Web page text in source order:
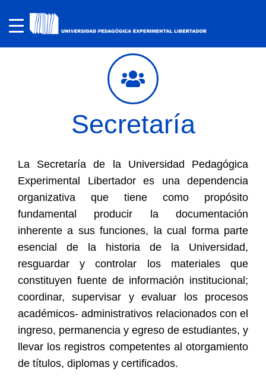
Secretaría
La Secretaría de la Universidad Pedagógica
Experimental Libertador es una dependencia
organizativa que tiene como propósito
fundamental producir la documentación
inherente a sus funciones, la cual forma parte
esencial de la historia de la Universidad,
resguardar y controlar los materiales que
constituyen fuente de información institucional;
coordinar, supervisar y evaluar los procesos
académicos- administrativos relacionados con el
ingreso, permanencia y egreso de estudiantes, y
llevar los registros competentes al otorgamiento
de títulos, diplomas y certificados.